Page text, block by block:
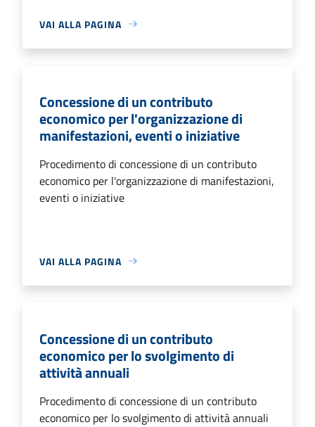
VAI ALLA PAGINA
Concessione di un contributo
economico per l'organizzazione di
manifestazioni, eventi o iniziative
Procedimento di concessione di un contributo
economico per l'organizzazione di manifestazioni,
eventi o iniziative
VAI ALLA PAGINA
Concessione di un contributo
economico per lo svolgimento di
attività annuali
Procedimento di concessione di un contributo
economico per lo svolgimento di attività annuali